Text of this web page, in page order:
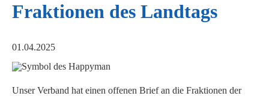
Fraktionen des Landtags
01.04.2025
Unser Verband hat einen offenen Brief an die Fraktionen der